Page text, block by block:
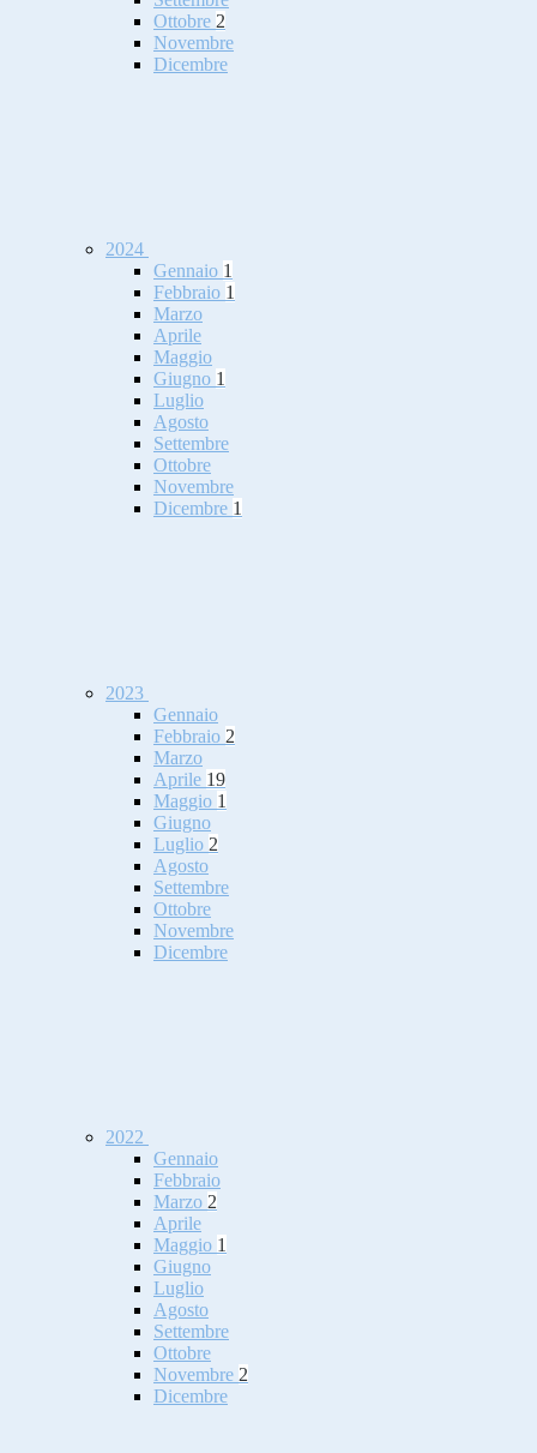
Ottobre 2
Novembre
Dicembre
2024
Gennaio 1
Febbraio 1
Marzo
Aprile
Maggio
Giugno 1
Luglio
Agosto
Settembre
Ottobre
Novembre
Dicembre 1
2023
Gennaio
Febbraio 2
Marzo
Aprile 19
Maggio 1
Giugno
Luglio 2
Agosto
Settembre
Ottobre
Novembre
Dicembre
2022
Gennaio
Febbraio
Marzo 2
Aprile
Maggio 1
Giugno
Luglio
Agosto
Settembre
Ottobre
Novembre 2
Dicembre